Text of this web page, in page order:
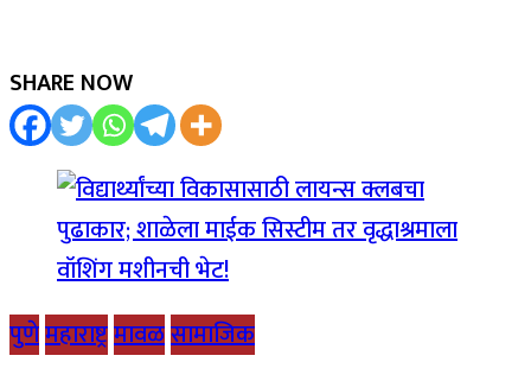
SHARE NOW
पुणेमहाराष्ट्रमावळसामाजिक